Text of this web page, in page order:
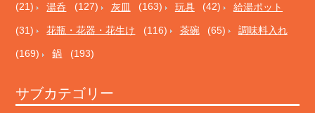
(21) 湯呑 (127) 灰皿 (163) 玩具 (42) 給湯ポット
(31) 花瓶・花器・花生け (116) 茶碗 (65) 調味料入れ
(169) 鍋 (193)
サブカテゴリー